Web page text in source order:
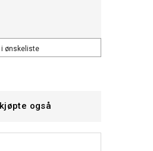
i ønskeliste
også